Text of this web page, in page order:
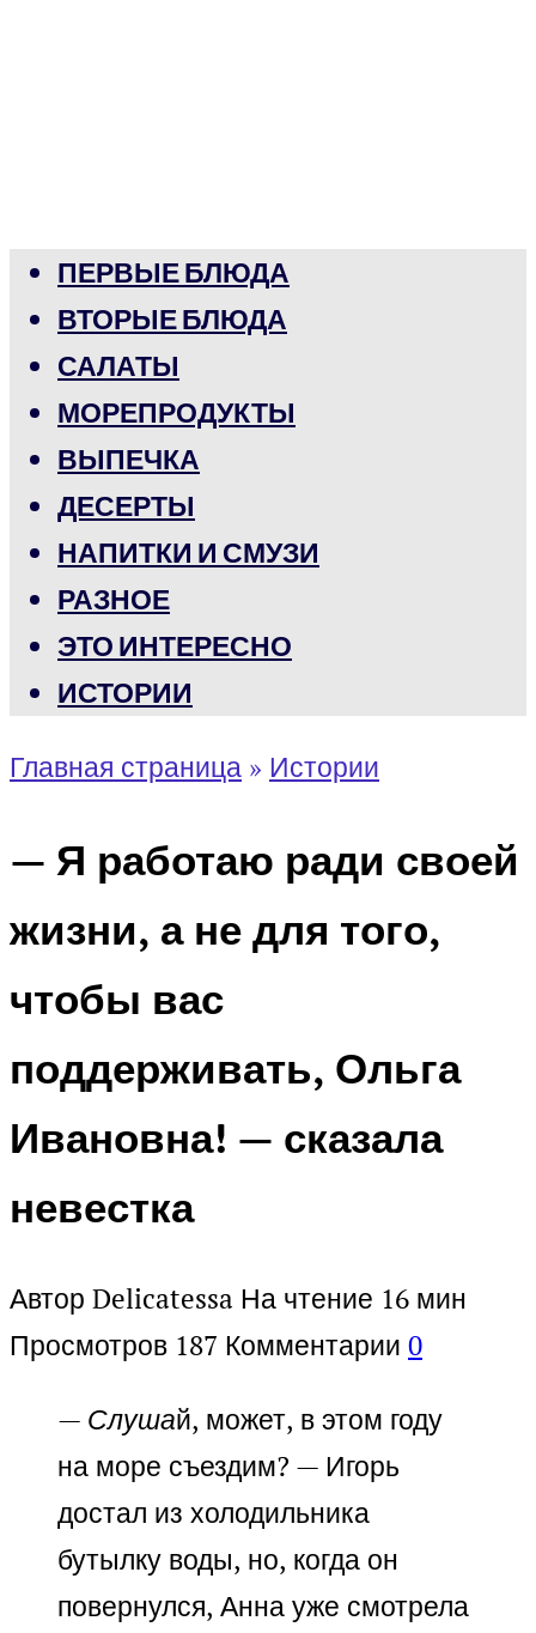
ПЕРВЫЕ БЛЮДА
ВТОРЫЕ БЛЮДА
САЛАТЫ
МОРЕПРОДУКТЫ
ВЫПЕЧКА
ДЕСЕРТЫ
НАПИТКИ И СМУЗИ
РАЗНОЕ
ЭТО ИНТЕРЕСНО
ИСТОРИИ
Главная страница » Истории
— Я работаю ради своей
жизни, а не для того,
чтобы вас
поддерживать, Ольга
Ивановна! — сказала
невестка
Автор Delicatessa На чтение 16 мин
Просмотров 187 Комментарии 0
— Слушай, может, в этом году
на море съездим? — Игорь
достал из холодильника
бутылку воды, но, когда он
повернулся, Анна уже смотрела